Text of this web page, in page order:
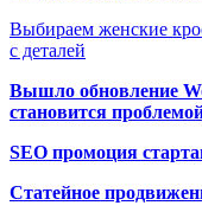
Выбираем женские
с деталей
Вышло обновление
становится
SEO промоция
Статейное